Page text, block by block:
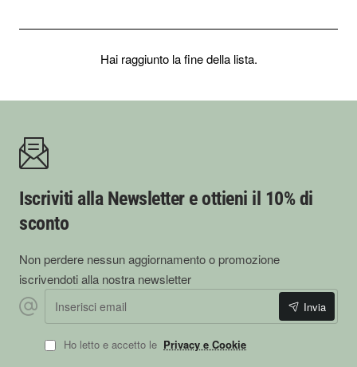
Hai raggiunto la fine della lista.
Iscriviti alla Newsletter e ottieni il 10% di
sconto
Non perdere nessun aggiornamento o promozione
iscrivendoti alla nostra newsletter
Inserisci
email
Invia
Ho letto e accetto le Privacy e Cookie